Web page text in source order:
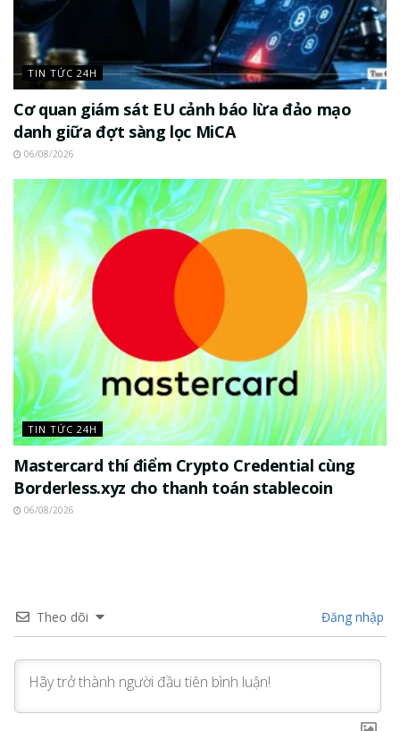
TIN TỨC 24H
Cơ quan giám sát EU cảnh báo lừa đảo mạo
danh giữa đợt sàng lọc MiCA
06/08/2026
TIN TỨC 24H
Mastercard thí điểm Crypto Credential cùng
Borderless.xyz cho thanh toán stablecoin
06/08/2026
Theo dõi Đăng nhập